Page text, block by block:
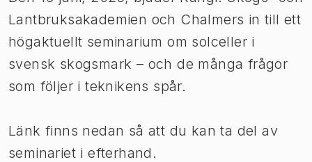
Lantbruksakademien och Chalmers in till ett
högaktuellt seminarium om solceller i
svensk skogsmark – och de många frågor
som följer i teknikens spår.
Länk finns nedan så att du kan ta del av
seminariet i efterhand.